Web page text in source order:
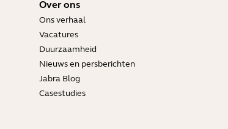
Over ons
Ons verhaal
Vacatures
Duurzaamheid
Nieuws en persberichten
Jabra Blog
Casestudies